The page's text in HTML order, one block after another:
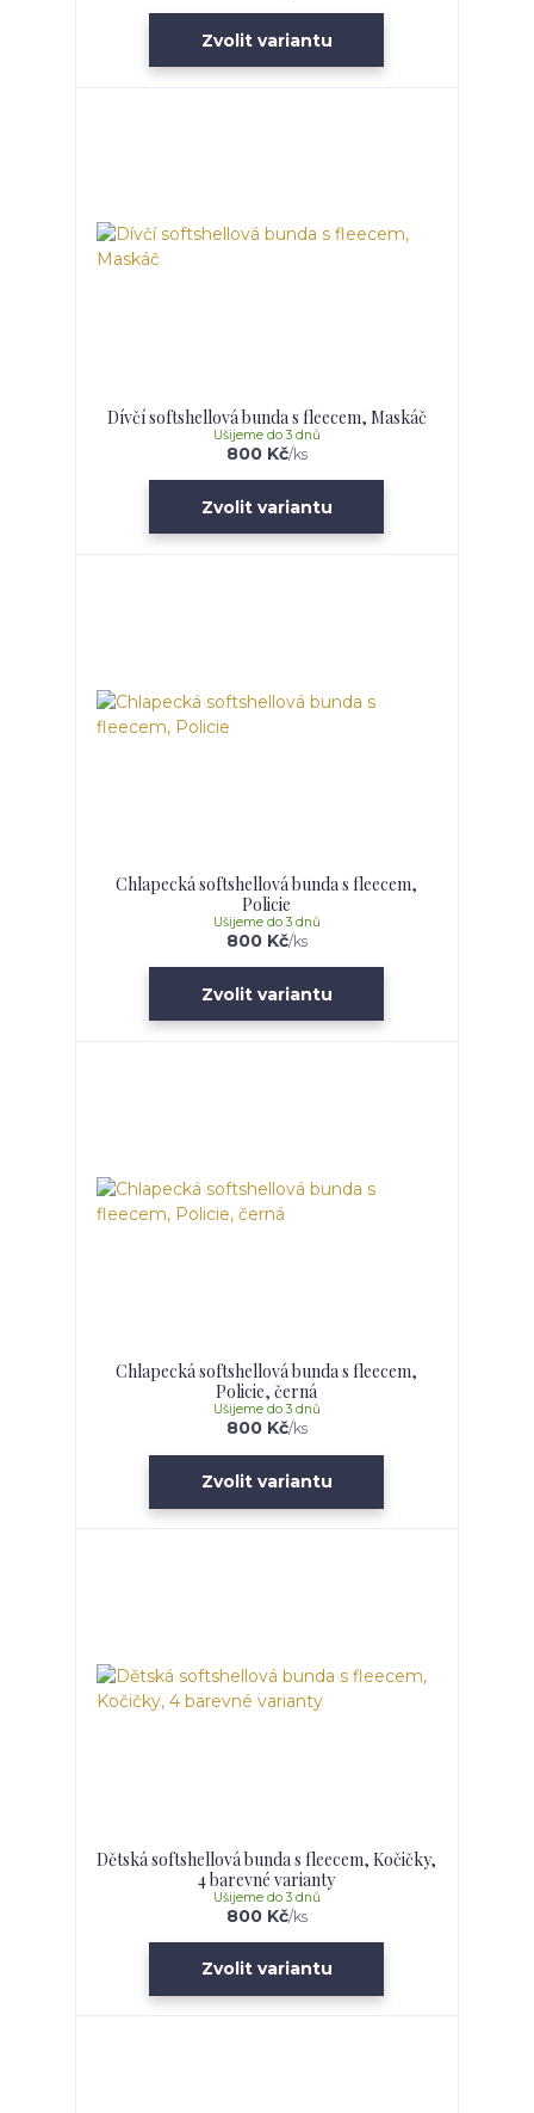
Zvolit variantu
Dívčí softshellová bunda s fleecem, Maskáč
800 Kč/ks
Ušijeme do 3 dnů
Zvolit variantu
Chlapecká softshellová bunda s fleecem,
Policie
800 Kč/ks
Ušijeme do 3 dnů
Zvolit variantu
Chlapecká softshellová bunda s fleecem,
Policie, černá
800 Kč/ks
Ušijeme do 3 dnů
Zvolit variantu
Dětská softshellová bunda s fleecem, Kočičky,
4 barevné varianty
800 Kč/ks
Ušijeme do 3 dnů
Zvolit variantu